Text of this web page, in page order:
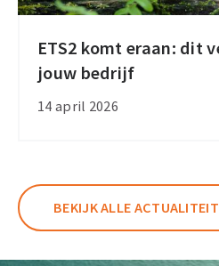
ETS2 komt eraan: dit
jouw bedrijf
14 april 2026
ETS2
komt
eraan:
BEKIJK ALLE